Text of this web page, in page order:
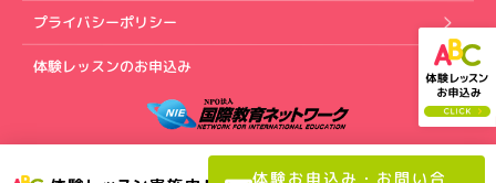
プライバシーポリシー
体験レッスンのお申込み
Copyright (C) インクル英会話スクール. All rights reserved.
体験お申込み・お問い合